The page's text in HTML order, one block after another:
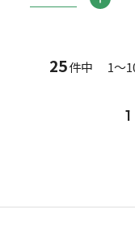
25件中 1～
1